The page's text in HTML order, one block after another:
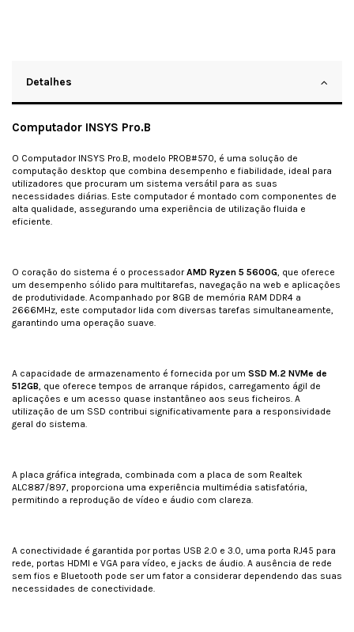
Detalhes
Computador INSYS Pro.B
O Computador INSYS Pro.B, modelo PROB#570, é uma solução de
computação desktop que combina desempenho e fiabilidade, ideal para
utilizadores que procuram um sistema versátil para as suas
necessidades diárias. Este computador é montado com componentes de
alta qualidade, assegurando uma experiência de utilização fluida e
eficiente.
O coração do sistema é o processadorAMD Ryzen 5 5600G, que oferece
um desempenho sólido para multitarefas, navegação na web e aplicações
de produtividade. Acompanhado por 8GB de memória RAM DDR4 a
2666MHz, este computador lida com diversas tarefas simultaneamente,
garantindo uma operação suave.
A capacidade de armazenamento é fornecida por um SSD M.2 NVMe de
512GB, que oferece tempos de arranque rápidos, carregamento ágil de
aplicações e um acesso quase instantâneo aos seus ficheiros. A
utilização de um SSD contribui significativamente para a responsividade
geral do sistema.
A placa gráfica integrada, combinada com a placa de som Realtek
ALC887/897, proporciona uma experiência multimédia satisfatória,
permitindo a reprodução de vídeo e áudio com clareza.
A conectividade é garantida por portas USB 2.0 e 3.0, uma porta RJ45 para
rede, portas HDMI e VGA para vídeo, e jacks de áudio. A ausência de rede
sem fios e Bluetooth pode ser um fator a considerar dependendo das suas
necessidades de conectividade.